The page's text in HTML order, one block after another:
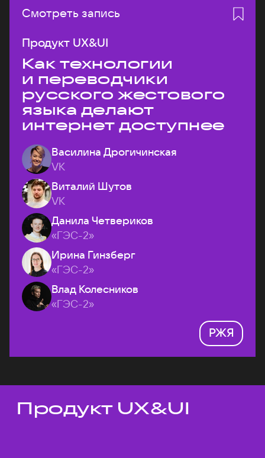
Смотреть запись
Продукт UX&UI
Как технологии
и переводчики
русского жестового
языка делают
интернет доступнее
Василина Дрогичинская
VK
Виталий Шутов
VK
Данила Четвериков
«ГЭС-2»
Ирина Гинзберг
«ГЭС-2»
Влад Колесников
«ГЭС-2»
РЖЯ
Темы докладов
Продукт UX&UI